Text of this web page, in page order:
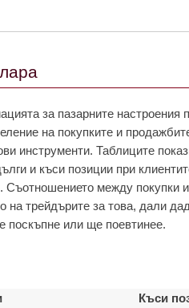
за пазарните настроения
на покупките и
инструменти. Таблиците
и къси позиции при
Съотношението между покупки
на трейдърите за това, дали
поскъпне или ще поевтинее.
Къси